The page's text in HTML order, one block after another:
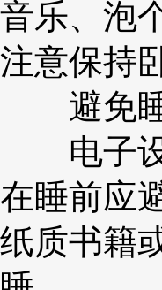
音乐、泡
注意保持
避免睡
电子设
在睡前应
纸质书籍